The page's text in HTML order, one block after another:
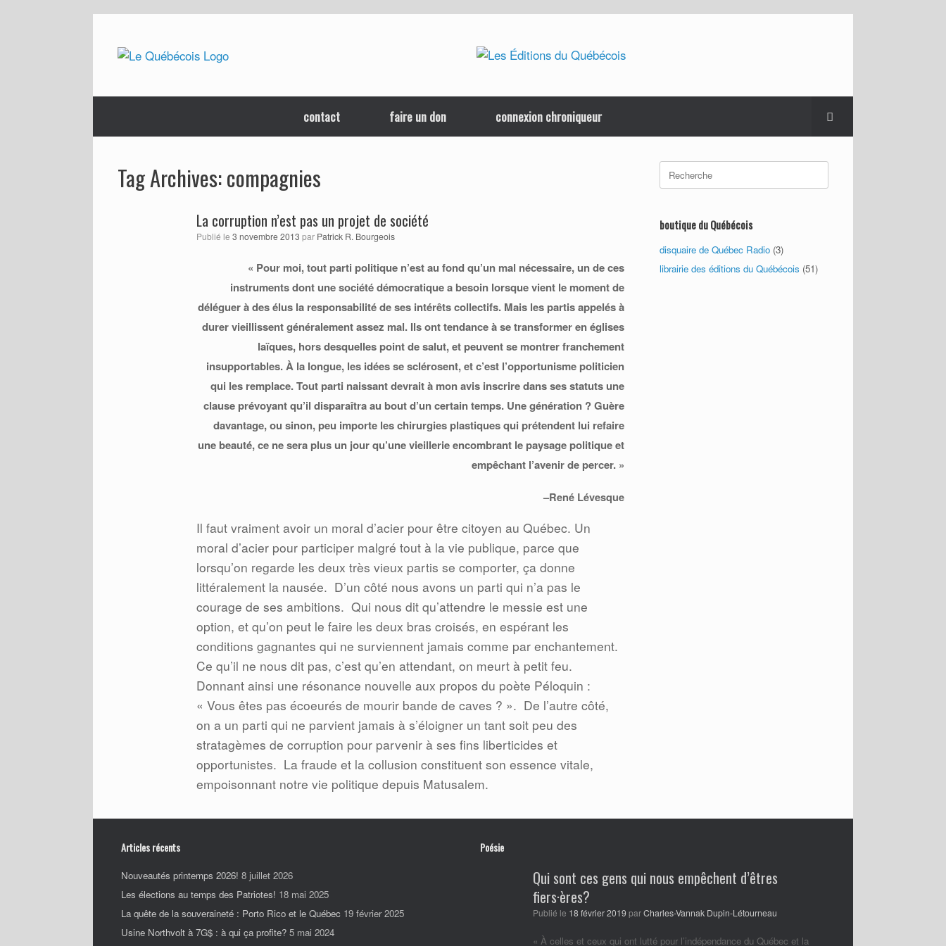
content
contact faire un don connexion chroniqueur
Tag Archives:compagnies
La corruption n’est pas un projet de société
Publié le3 novembre 2013 par Patrick R. Bourgeois
« Pour moi, tout parti politique n’est au fond qu’un mal nécessaire, un de ces
instruments dont une société démocratique a besoin lorsque vient le moment de
déléguer à des élus la responsabilité de ses intérêts collectifs. Mais les partis appelés à
durer vieillissent généralement assez mal. Ils ont tendance à se transformer en églises
laïques, hors desquelles point de salut, et peuvent se montrer franchement
insupportables. À la longue, les idées se sclérosent, et c’est l’opportunisme politicien
qui les remplace. Tout parti naissant devrait à mon avis inscrire dans ses statuts une
clause prévoyant qu’il disparaîtra au bout d’un certain temps. Une génération ? Guère
davantage, ou sinon, peu importe les chirurgies plastiques qui prétendent lui refaire
une beauté, ce ne sera plus un jour qu’une vieillerie encombrant le paysage politique et
empêchant l’avenir de percer. »
–René Lévesque
Il faut vraiment avoir un moral d’acier pour être citoyen au Québec. Un
moral d’acier pour participer malgré tout à la vie publique, parce que
lorsqu’on regarde les deux très vieux partis se comporter, ça donne
littéralement la nausée. D’un côté nous avons un parti qui n’a pas le
courage de ses ambitions. Qui nous dit qu’attendre le messie est une
option, et qu’on peut le faire les deux bras croisés, en espérant les
conditions gagnantes qui ne surviennent jamais comme par enchantement.
Ce qu’il ne nous dit pas, c’est qu’en attendant, on meurt à petit feu.
Donnant ainsi une résonance nouvelle aux propos du poète Péloquin :
« Vous êtes pas écoeurés de mourir bande de caves ? ». De l’autre côté,
on a un parti qui ne parvient jamais à s’éloigner un tant soit peu des
stratagèmes de corruption pour parvenir à ses fins liberticides et
opportunistes. La fraude et la collusion constituent son essence vitale,
empoisonnant notre vie politique depuis Matusalem.
Search
for:
boutique du Québécois
disquaire de Québec Radio (3)
librairie des éditions du Québécois (51)
Articles récents
Nouveautés printemps 2026! 8 juillet 2026
Les élections au temps des Patriotes! 18 mai 2025
La quête de la souveraineté : Porto Rico et le Québec 19 février 2025
Usine Northvolt à 7G$ : à qui ça profite? 5 mai 2024
Poésie
Qui sont ces gens qui nous empêchent d’êtres
fiers·ères?
Publié le 18 février 2019 parCharles-Vannak Dupin-Létourneau
« À celles et ceux qui ont lutté pour l’indépendance du Québec et la